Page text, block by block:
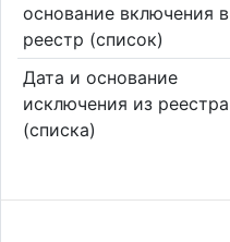
основание включения в
реестр (список)
Дата и основание
исключения из реестра
(списка)